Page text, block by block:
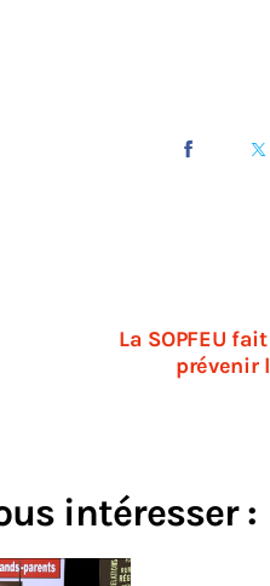
La SOPFEU
prévenir
intéresser :